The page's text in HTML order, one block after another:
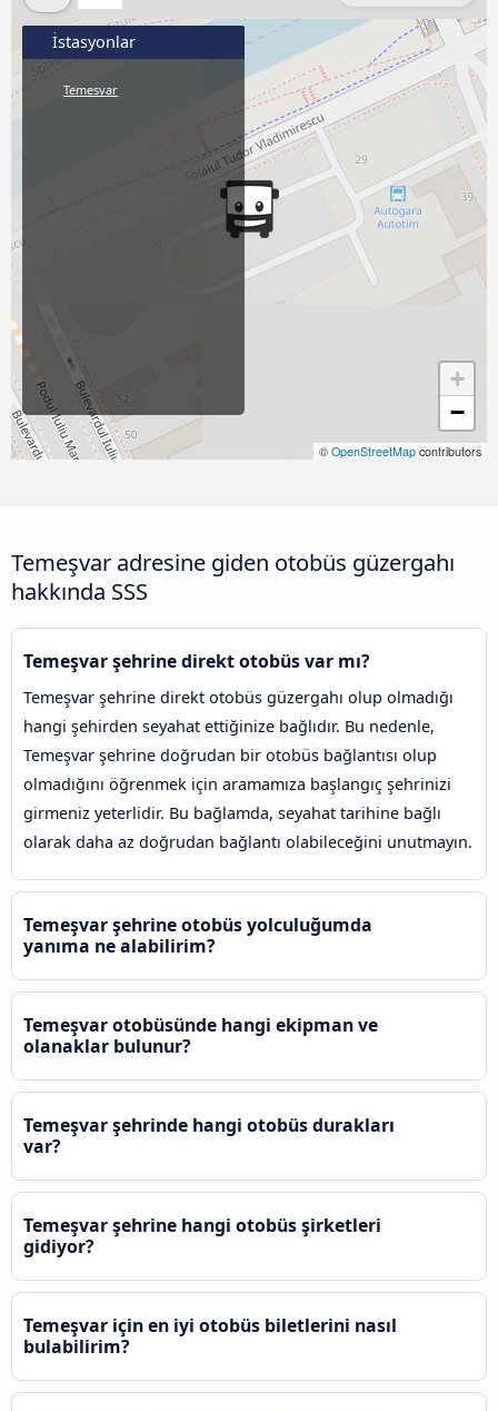
+
−
© OpenStreetMap contributors
İstasyonlar
Temesvar
Temeşvar adresine giden otobüs güzergahı
hakkında SSS
Temeşvar şehrine direkt otobüs var mı?
Temeşvar şehrine direkt otobüs güzergahı olup olmadığı
hangi şehirden seyahat ettiğinize bağlıdır. Bu nedenle,
Temeşvar şehrine doğrudan bir otobüs bağlantısı olup
olmadığını öğrenmek için aramamıza başlangıç şehrinizi
girmeniz yeterlidir. Bu bağlamda, seyahat tarihine bağlı
olarak daha az doğrudan bağlantı olabileceğini unutmayın.
Temeşvar şehrine otobüs yolculuğumda
yanıma ne alabilirim?
Temeşvar otobüsünde hangi ekipman ve
olanaklar bulunur?
Temeşvar şehrinde hangi otobüs durakları
var?
Temeşvar şehrine hangi otobüs şirketleri
gidiyor?
Temeşvar için en iyi otobüs biletlerini nasıl
bulabilirim?